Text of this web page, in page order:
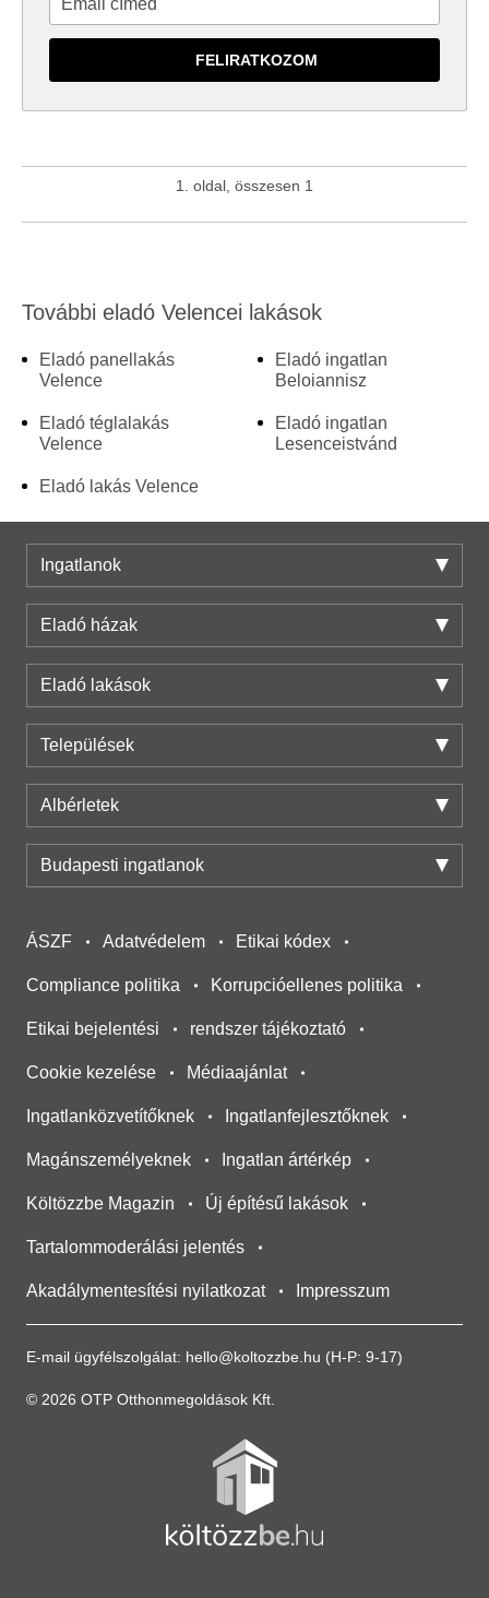
1. oldal, összesen 1
További eladó Velencei lakások
Eladó panellakás
Velence
Eladó téglalakás
Velence
Eladó lakás Velence
Eladó ingatlan
Beloiannisz
Eladó ingatlan
Lesenceistvánd
Ingatlanok
Eladó házak
Eladó lakások
Települések
Albérletek
Budapesti ingatlanok
E-mail ügyfélszolgálat: hello@koltozzbe.hu (H-P: 9-17)
© 2026 OTP Otthonmegoldások Kft.
ÁSZF Adatvédelem Etikai kódex
Compliance politika Korrupcióellenes politika
Etikai bejelentési rendszer tájékoztató
Cookie kezelése Médiaajánlat
Ingatlanközvetítőknek Ingatlanfejlesztőknek
Magánszemélyeknek Ingatlan ártérkép
Költözzbe Magazin Új építésű lakások
Tartalommoderálási jelentés
Akadálymentesítési nyilatkozat Impresszum